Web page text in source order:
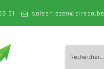
31 salesniezen@sireco.be